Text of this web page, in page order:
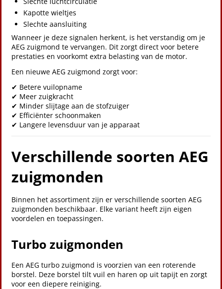
Kapotte wieltjes
Slechte aansluiting
Wanneer je deze signalen herkent, is het verstandig om je
AEG zuigmond te vervangen. Dit zorgt direct voor betere
prestaties en voorkomt extra belasting van de motor.
Een nieuwe AEG zuigmond zorgt voor:
✔ Betere vuilopname
✔ Meer zuigkracht
✔ Minder slijtage aan de stofzuiger
✔ Efficiënter schoonmaken
✔ Langere levensduur van je apparaat
Verschillende soorten AEG
zuigmonden
Binnen het assortiment zijn er verschillende soorten AEG
zuigmonden beschikbaar. Elke variant heeft zijn eigen
voordelen en toepassingen.
Turbo zuigmonden
Een AEG turbo zuigmond is voorzien van een roterende
borstel. Deze borstel tilt vuil en haren op uit tapijt en zorgt
voor een diepere reiniging.